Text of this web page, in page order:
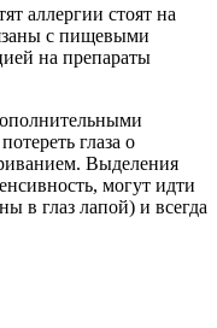
аллергии стоят на
с пищевыми
на препараты
глаза о
Выделения
могут идти
в глаз лапой) и всегда